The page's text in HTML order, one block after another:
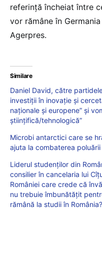
referinţă încheiat între
vor rămâne în
Agerpres.
Similare
Daniel David, către
investiții în inovație și
naționale și europene” și
științifică/tehnologică”
Microbi antarctici care se
ajuta la combaterea
Liderul studenților din
consilier în cancelaria lui
României care crede că
nu trebuie îmbunătățit
rămână la studii în